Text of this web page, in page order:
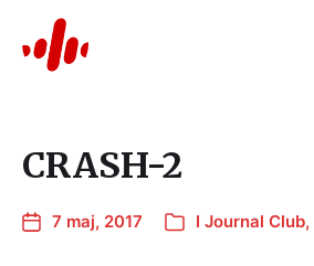
CRASH-2
7 maj, 2017 I Journal Club,